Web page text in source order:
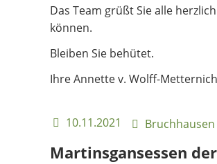
Das Team grüßt Sie alle
können.
Bleiben Sie behütet.
Ihre Annette v. Wolff-
10.11.2021 Bruchhausen
Martinsgansessen